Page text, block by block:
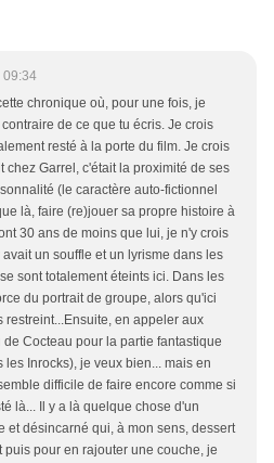
09:34
chronique où, pour une fois, je
de ce que tu écris. Je crois
resté à la porte du film. Je crois
chez Garrel, c'était la proximité de ses
(le caractère auto-fictionnel
là, faire (re)jouer sa propre histoire à
30 ans de moins que lui, je n'y crois
un souffle et un lyrisme dans les
sont totalement éteints ici. Dans les
du portrait de groupe, alors qu'ici
restreint...Ensuite, en appeler aux
Cocteau pour la partie fantastique
les Inrocks), je veux bien... mais en
difficile de faire encore comme si
là... Il y a là quelque chose d'un
et désincarné qui, à mon sens, dessert
puis pour en rajouter une couche, je